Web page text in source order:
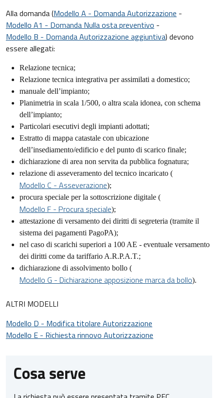
Alla domanda (Modello A - Domanda Autorizzazione -
Modello A1 - Domanda Nulla osta preventivo -
Modello B - Domanda Autorizzazione aggiuntiva) devono
essere allegati:
Relazione tecnica;
Relazione tecnica integrativa per assimilati a domestico;
manuale dell’impianto;
Planimetria in scala 1/500, o altra scala idonea, con schema
dell’impianto;
Particolari esecutivi degli impianti adottati;
Estratto di mappa catastale con ubicazione
dell’insediamento/edificio e del punto di scarico finale;
dichiarazione di area non servita da pubblica fognatura;
relazione di asseveramento del tecnico incaricato (
Modello C - Asseverazione);
procura speciale per la sottoscrizione digitale (
Modello F - Procura speciale);
attestazione di versamento dei diritti di segreteria (tramite il
sistema dei pagamenti PagoPA);
nel caso di scarichi superiori a 100 AE - eventuale versamento
dei diritti come da tariffario A.R.P.A.T.;
dichiarazione di assolvimento bollo (
Modello G - Dichiarazione apposizione marca da bollo).
ALTRI MODELLI
Modello D - Modifica titolare Autorizzazione
Modello E - Richiesta rinnovo Autorizzazione
Cosa serve